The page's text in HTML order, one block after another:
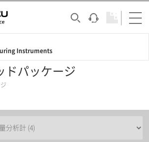
Instruments
ドパッケージ